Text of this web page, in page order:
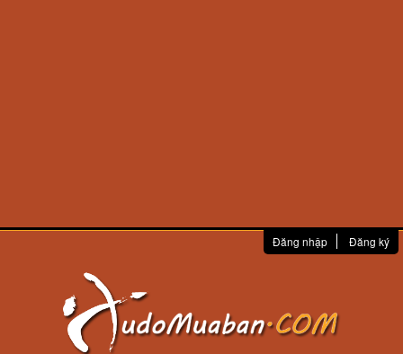
Đăng nhập Đăng ký